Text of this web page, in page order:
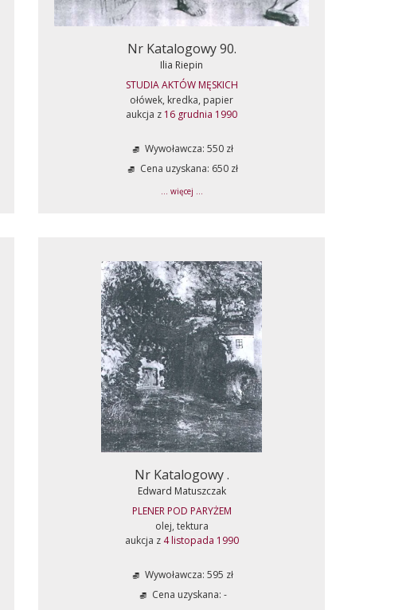
Nr Katalogowy 90.
Ilia Riepin
STUDIA AKTÓW MĘSKICH
ołówek, kredka, papier
aukcja z 16 grudnia 1990
Wywoławcza: 550 zł
Cena uzyskana: 650 zł
... więcej ...
Nr Katalogowy .
Edward Matuszczak
PLENER POD PARYŻEM
olej, tektura
aukcja z 4 listopada 1990
Wywoławcza: 595 zł
Cena uzyskana: -